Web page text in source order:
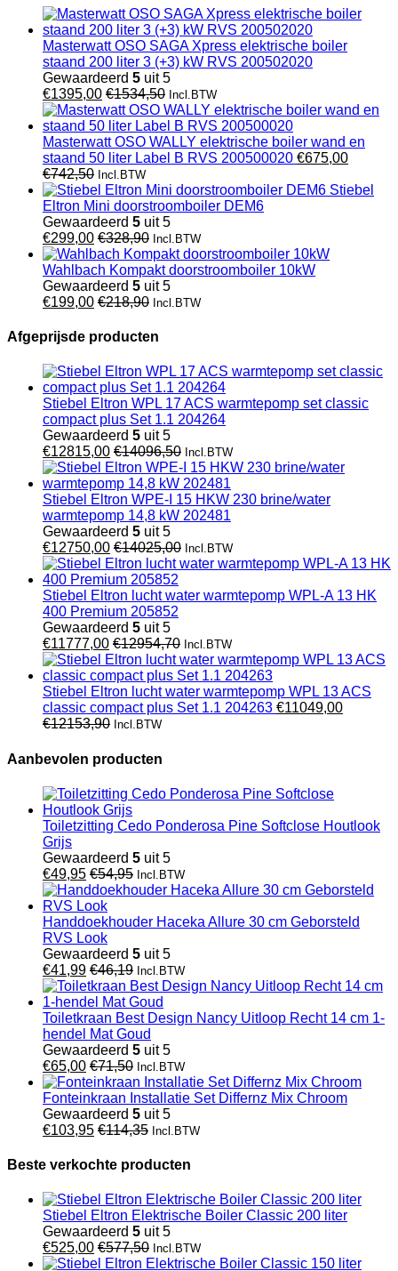
Masterwatt OSO SAGA Xpress elektrische boiler
staand 200 liter 3 (+3) kW RVS 200502020
Gewaardeerd 5 uit 5
€1395,00 €1534,50 Incl.BTW
Masterwatt OSO WALLY elektrische boiler wand en
staand 50 liter Label B RVS 200500020 €675,00
€742,50 Incl.BTW
Stiebel
Eltron Mini doorstroomboiler DEM6
Gewaardeerd 5 uit 5
€299,00 €328,90 Incl.BTW
Wahlbach Kompakt doorstroomboiler 10kW
Gewaardeerd 5 uit 5
€199,00 €218,90 Incl.BTW
Afgeprijsde producten
Stiebel Eltron WPL 17 ACS warmtepomp set classic
compact plus Set 1.1 204264
Gewaardeerd 5 uit 5
€12815,00 €14096,50 Incl.BTW
Stiebel Eltron WPE-I 15 HKW 230 brine/water
warmtepomp 14,8 kW 202481
Gewaardeerd 5 uit 5
€12750,00 €14025,00 Incl.BTW
Stiebel Eltron lucht water warmtepomp WPL-A 13 HK
400 Premium 205852
Gewaardeerd 5 uit 5
€11777,00 €12954,70 Incl.BTW
Stiebel Eltron lucht water warmtepomp WPL 13 ACS
classic compact plus Set 1.1 204263 €11049,00
€12153,90 Incl.BTW
Aanbevolen producten
Toiletzitting Cedo Ponderosa Pine Softclose Houtlook
Grijs
Gewaardeerd 5 uit 5
€49,95 €54,95 Incl.BTW
Handdoekhouder Haceka Allure 30 cm Geborsteld
RVS Look
Gewaardeerd 5 uit 5
€41,99 €46,19 Incl.BTW
Toiletkraan Best Design Nancy Uitloop Recht 14 cm 1-
hendel Mat Goud
Gewaardeerd 5 uit 5
€65,00 €71,50 Incl.BTW
Fonteinkraan Installatie Set Differnz Mix Chroom
Gewaardeerd 5 uit 5
€103,95 €114,35 Incl.BTW
Beste verkochte producten
Stiebel Eltron Elektrische Boiler Classic 200 liter
Gewaardeerd 5 uit 5
€525,00 €577,50 Incl.BTW